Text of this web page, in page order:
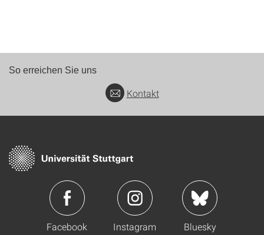
So erreichen Sie uns
Kontakt
Facebook Instagram Bluesky